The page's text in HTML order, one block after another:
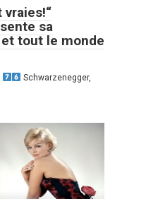
vraies!“
sa
tout le monde
Schwarzenegger,